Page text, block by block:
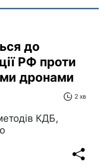
до
РФ проти
дронами
2 хв
КДБ,